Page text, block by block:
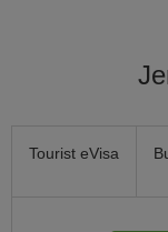
Tourist eVisa